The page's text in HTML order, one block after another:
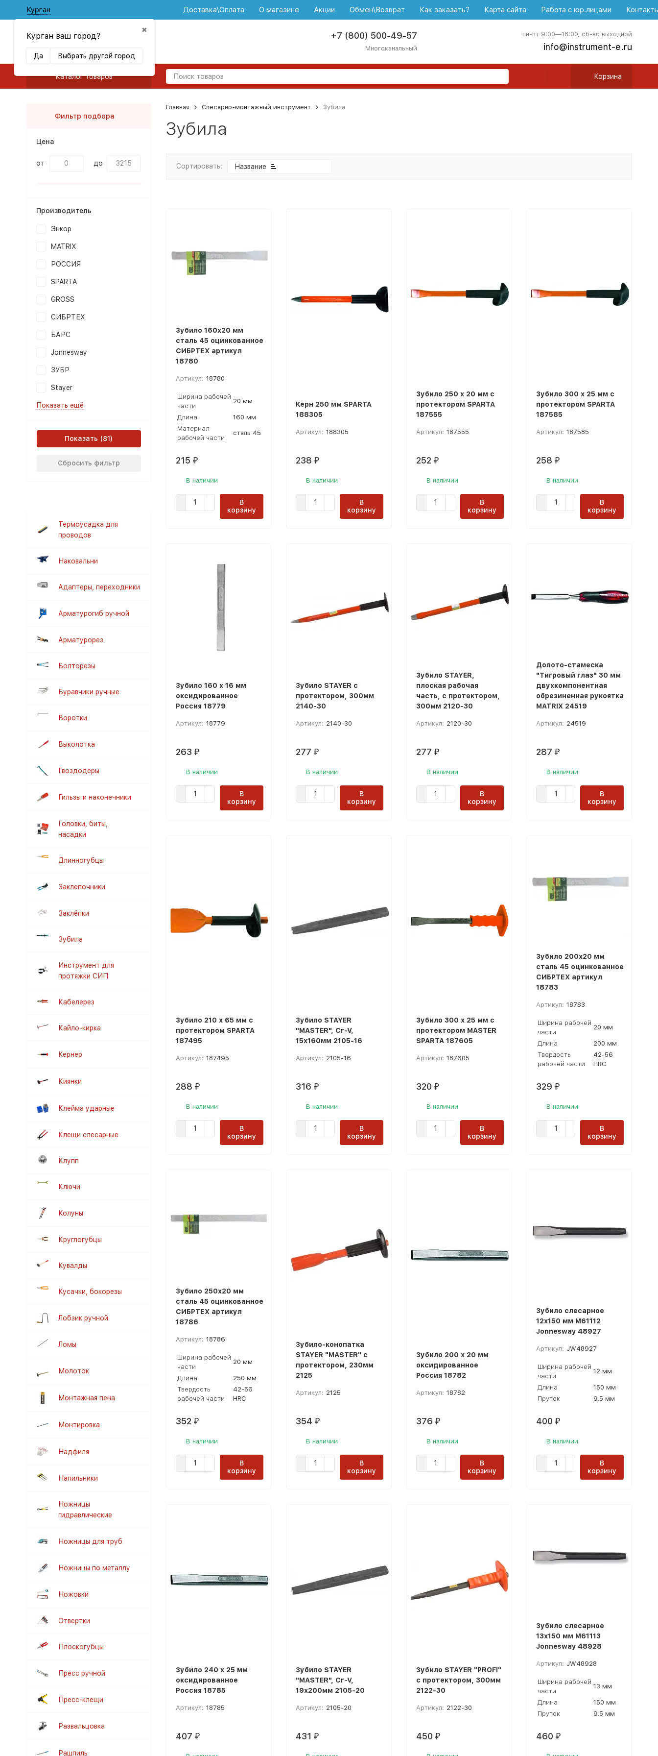
Курган
✖
Курган ваш город?
Да Выбрать другой город
Доставка\Оплата О магазине Акции Обмен\Возврат Как заказать? Карта сайта Работа с юр.лицами
+7 (800) 500-49-57
Многоканальный
пн-пт 9:00—18:00, сб-вс выходной
info@instrument-e.ru
Каталог товаров Корзина
Главная Слесарно-монтажный инструмент Зубила
Зубила
Сортировать: Название
Зубило 160х20 мм
сталь 45 оцинкованное
СИБРТЕХ артикул
18780
Артикул: 18780
Ширина рабочей
части
20 мм
Длина
160 мм
Материал
рабочей части
сталь 45
215 ₽
В наличии
В
корзину
Керн 250 мм SPARTA
188305
Артикул: 188305
238 ₽
В наличии
В
корзину
Зубило 250 х 20 мм с
протектором SPARTA
187555
Артикул: 187555
252 ₽
В наличии
В
корзину
Зубило 300 х 25 мм с
протектором SPARTA
187585
Артикул: 187585
258 ₽
В наличии
В
корзину
Зубило 160 х 16 мм
оксидированное
Россия 18779
Артикул: 18779
263 ₽
В наличии
В
корзину
Зубило STAYER с
протектором, 300мм
2140-30
Артикул: 2140-30
277 ₽
В наличии
В
корзину
Зубило STAYER,
плоская рабочая
часть, с протектором,
300мм 2120-30
Артикул: 2120-30
277 ₽
В наличии
В
корзину
Долото-стамеска
"Тигровый глаз" 30 мм
двухкомпонентная
обрезиненная рукоятка
MATRIX 24519
Артикул: 24519
287 ₽
В наличии
В
корзину
Зубило 210 х 65 мм с
протектором SPARTA
187495
Артикул: 187495
288 ₽
В наличии
В
корзину
Зубило STAYER
"MASTER", Cr-V,
15х160мм 2105-16
Артикул: 2105-16
316 ₽
В наличии
В
корзину
Зубило 300 х 25 мм с
протектором MASTER
SPARTA 187605
Артикул: 187605
320 ₽
В наличии
В
корзину
Зубило 200х20 мм
сталь 45 оцинкованное
СИБРТЕХ артикул
18783
Артикул: 18783
Ширина рабочей
части
20 мм
Длина
200 мм
Твердость
рабочей части
42-56
НRC
329 ₽
В наличии
В
корзину
Зубило 250х20 мм
сталь 45 оцинкованное
СИБРТЕХ артикул
18786
Артикул: 18786
Ширина рабочей
части
20 мм
Длина
250 мм
Твердость
рабочей части
42-56
НRC
352 ₽
В наличии
В
корзину
Зубило-конопатка
STAYER "MASTER" с
протектором, 230мм
2125
Артикул: 2125
354 ₽
В наличии
В
корзину
Зубило 200 х 20 мм
оксидированное
Россия 18782
Артикул: 18782
376 ₽
В наличии
В
корзину
Зубило слесарное
12х150 мм M61112
Jonnesway 48927
Артикул: JW48927
Ширина рабочей
части
12 мм
Длина
150 мм
Пруток
9.5 мм
400 ₽
В наличии
В
корзину
Зубило 240 х 25 мм
оксидированное
Россия 18785
Артикул: 18785
407 ₽
Зубило STAYER
"MASTER", Cr-V,
19х200мм 2105-20
Артикул: 2105-20
431 ₽
Зубило STAYER "PROFI"
с протектором, 300мм
2122-30
Артикул: 2122-30
450 ₽
Зубило слесарное
13х150 мм M61113
Jonnesway 48928
Артикул: JW48928
Ширина рабочей
части
13 мм
Длина
150 мм
Пруток
9.5 мм
460 ₽
Фильтр подбора
Цена
от до
Производитель
Энкор
MATRIX
РОССИЯ
SPARTA
GROSS
СИБРТЕХ
БАРС
Jonnesway
ЗУБР
Stayer
Показать ещё
Показать
Сбросить фильтр
Термоусадка для
проводов
Наковальни
Адаптеры, переходники
Арматурогиб ручной
Арматурорез
Болторезы
Буравчики ручные
Воротки
Выколотка
Гвоздодеры
Гильзы и наконечники
Головки, биты,
насадки
Длинногубцы
Заклепочники
Заклёпки
Зубила
Инструмент для
протяжки СИП
Кабелерез
Кайло-кирка
Кернер
Киянки
Клейма ударные
Клещи слесарные
Клупп
Ключи
Колуны
Круглогубцы
Кувалды
Кусачки, бокорезы
Лобзик ручной
Ломы
Молоток
Монтажная пена
Монтировка
Надфиля
Напильники
Ножницы
гидравлические
Ножницы для труб
Ножницы по металлу
Ножовки
Отвертки
Плоскогубцы
Пресс ручной
Пресс-клещи
Развальцовка
Рашпиль